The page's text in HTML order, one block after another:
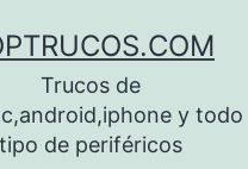
Trucos de
y todo
tipo de periféricos